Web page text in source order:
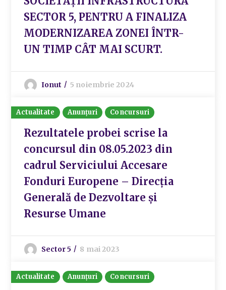
SECTOR 5, PENTRU A FINALIZA
MODERNIZAREA ZONEI ÎNTR-
UN TIMP CÂT MAI SCURT.
Ionut 5 noiembrie 2024
Actualitate Anunțuri Concursuri
Rezultatele probei scrise la
concursul din 08.05.2023 din
cadrul Serviciului Accesare
Fonduri Europene – Direcția
Generală de Dezvoltare și
Resurse Umane
Sector 5 8 mai 2023
Actualitate Anunțuri Concursuri